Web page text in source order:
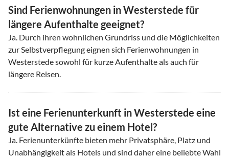
Sind Ferienwohnungen in Westerstede für
längere Aufenthalte geeignet?
Ja. Durch ihren wohnlichen Grundriss und die Möglichkeiten
zur Selbstverpflegung eignen sich Ferienwohnungen in
Westerstede sowohl für kurze Aufenthalte als auch für
längere Reisen.
Ist eine Ferienunterkunft in Westerstede eine
gute Alternative zu einem Hotel?
Ja. Ferienunterkünfte bieten mehr Privatsphäre, Platz und
Unabhängigkeit als Hotels und sind daher eine beliebte Wahl